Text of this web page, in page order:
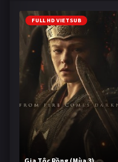
FULL HD VIETSUB